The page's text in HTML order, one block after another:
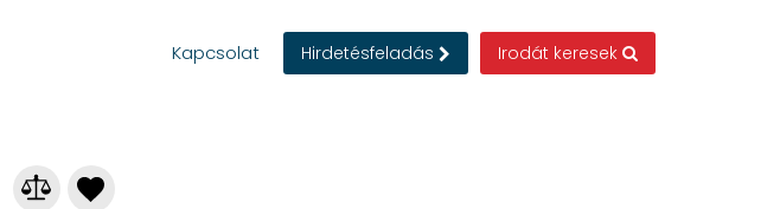
Kapcsolat Hirdetésfeladás Irodát keresek